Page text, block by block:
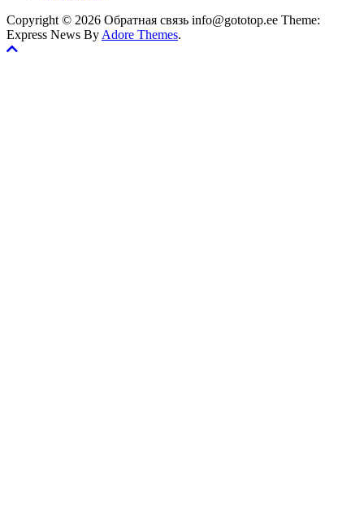
Copyright © 2026 Обратная связь info@gototop.ee Theme:
Express News By Adore Themes.